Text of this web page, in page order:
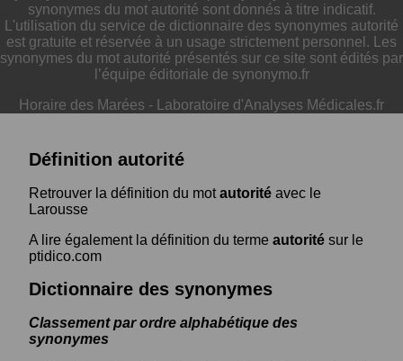
synonymes du mot autorité sont donnés à titre indicatif.
L'utilisation du service de dictionnaire des synonymes autorité
est gratuite et réservée à un usage strictement personnel. Les
synonymes du mot autorité présentés sur ce site sont édités par
l’équipe éditoriale de synonymo.fr
Horaire des Marées - Laboratoire d'Analyses Médicales.fr
Définition autorité
Retrouver la définition du motautorité avec le
Larousse
A lire également la définition du terme autorité sur le
ptidico.com
Dictionnaire des synonymes
Classement par ordre alphabétique des
synonymes